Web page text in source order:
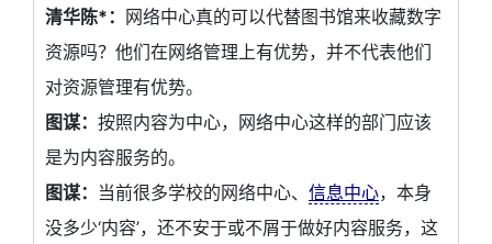
清华陈*： 网络中心真的可以代替图书馆来收藏数字
资源吗？他们在网络管理上有优势，并不代表他们
对资源管理有优势。
图谋： 按照内容为中心，网络中心这样的部门应该
是为内容服务的。
图谋： 当前很多学校的网络中心、 信息中心，本身
没多少‘内容’，还不安于或不屑于做好内容服务，这